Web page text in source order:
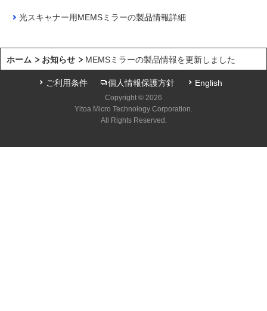
光スキャナー用MEMSミラーの製品情報詳細
ホーム お知らせ MEMSミラーの製品情報を更新しました
ご利用条件 個人情報保護方針 English
Copyright © 2026
Yitoa Micro Technology Corporation.
All Rights Reserved.